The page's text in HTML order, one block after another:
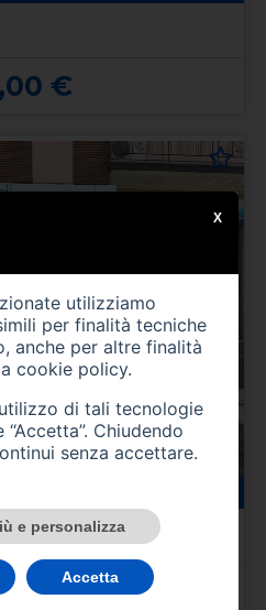
€
€
utilizziamo
per finalità tecniche
anche per altre finalità
cookie policy.
di tali tecnologie
Chiudendo
senza accettare.
e personalizza
Accetta
X